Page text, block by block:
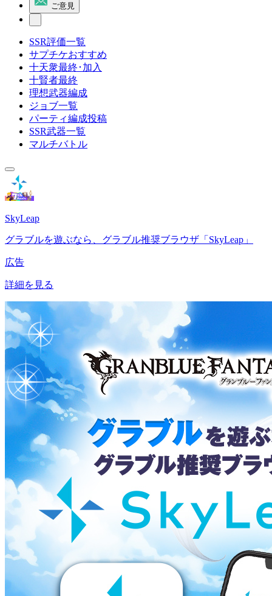
ご意見
SSR評価一覧
サプチケおすすめ
十天衆最終･加入
十賢者最終
理想武器編成
ジョブ一覧
パーティ編成投稿
SSR武器一覧
マルチバトル
SkyLeap
グラブルを遊ぶなら、グラブル推奨ブラウザ「SkyLeap」
広告
詳細を見る